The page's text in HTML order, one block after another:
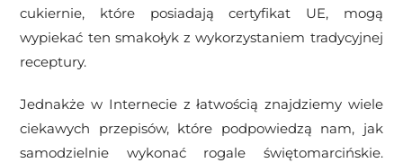
cukiernie, które posiadają certyfikat UE, mogą
wypiekać ten smakołyk z wykorzystaniem tradycyjnej
receptury.
Jednakże w Internecie z łatwością znajdziemy wiele
ciekawych przepisów, które podpowiedzą nam, jak
samodzielnie wykonać rogale świętomarcińskie.